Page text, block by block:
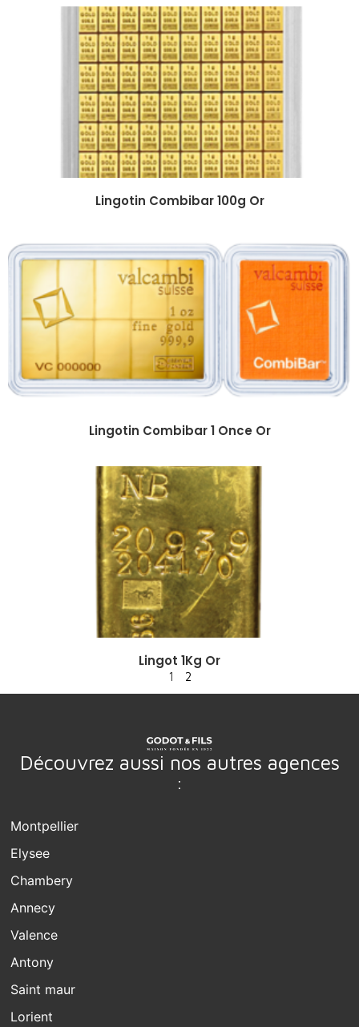
Lingotin Combibar 100g Or
Lingotin Combibar 1 Once Or
Lingot 1Kg Or
1 2
Découvrez aussi nos autres agences
:
Montpellier
Elysee
Chambery
Annecy
Valence
Antony
Saint maur
Lorient